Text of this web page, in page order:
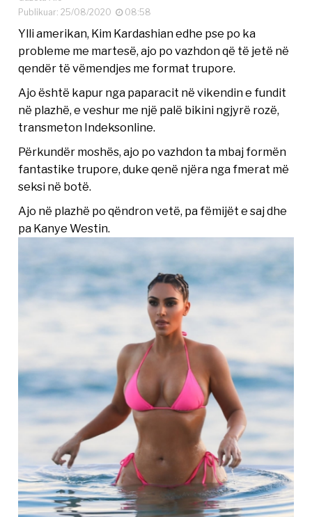
Publikuar: 25/08/2020
08:58
Ylli amerikan, Kim Kardashian edhe pse po ka
probleme me martesë, ajo po vazhdon që të jetë në
qendër të vëmendjes me format trupore.
Ajo është kapur nga paparacit në vikendin e fundit
në plazhë, e veshur me një palë bikini ngjyrë rozë,
transmeton Indeksonline.
Përkundër moshës, ajo po vazhdon ta mbaj formën
fantastike trupore, duke qenë njëra nga fmerat më
seksi në botë.
Ajo në plazhë po qëndron vetë, pa fëmijët e saj dhe
pa Kanye Westin.